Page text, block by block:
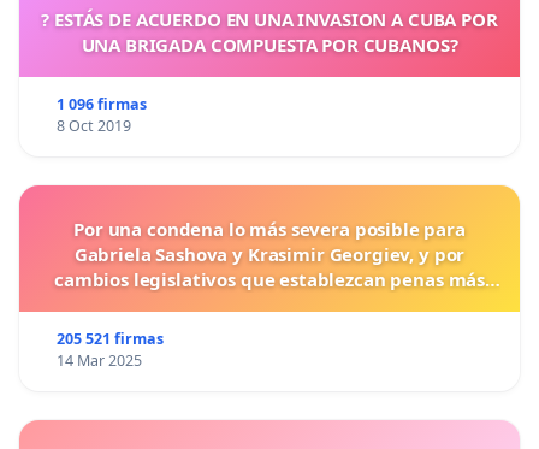
? ESTÁS DE ACUERDO EN UNA INVASION A CUBA POR
UNA BRIGADA COMPUESTA POR CUBANOS?
1 096 firmas
8 Oct 2019
Por una condena lo más severa posible para
Gabriela Sashova y Krasimir Georgiev, y por
cambios legislativos que establezcan penas más
205 521 firmas
14 Mar 2025